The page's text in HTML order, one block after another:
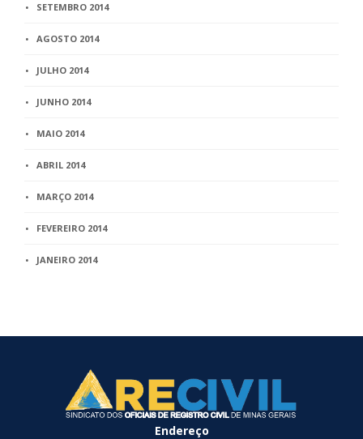
SETEMBRO 2014
AGOSTO 2014
JULHO 2014
JUNHO 2014
MAIO 2014
ABRIL 2014
MARÇO 2014
FEVEREIRO 2014
JANEIRO 2014
Endereço